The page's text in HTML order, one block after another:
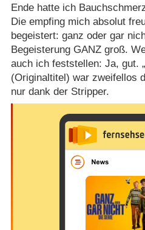
Ende hatte ich
Die empfing mich absolut
begeistert: ganz oder gar
Begeisterung GANZ groß.
auch ich feststellen: Ja, gut.
(Originaltitel) war zweifellos
nur dank der Stripper.